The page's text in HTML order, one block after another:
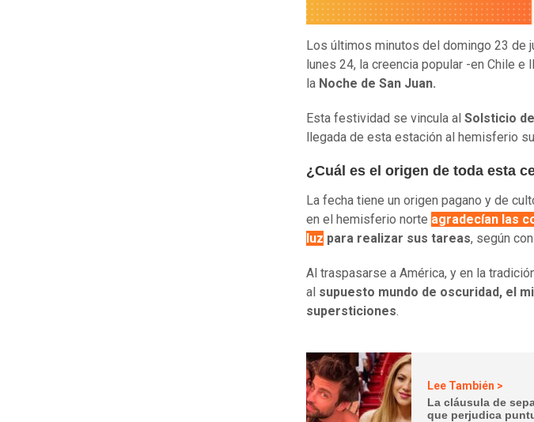
Los últimos minutos del domingo 23 de
lunes 24, la creencia popular -en Chile
la Noche de San Juan.
Esta festividad se vincula al Solsticio
llegada de esta estación al hemisferio
¿Cuál es el origen de toda esta
La fecha tiene un origen pagano y de
en el hemisferio norte agradecían las
luz para realizar sus tareas, según
Al traspasarse a América, y en la
al supuesto mundo de oscuridad, el
supersticiones.
Lee También >
La cláusula de
que perjudica